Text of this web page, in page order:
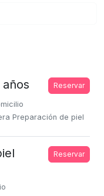
Reservar
Preparación de piel
Reservar